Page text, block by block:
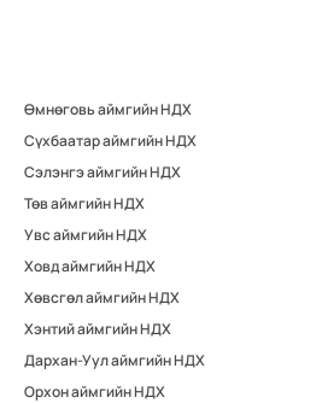
Өмнөговь аймгийн НДХ
Сүхбаатар аймгийн НДХ
Сэлэнгэ аймгийн НДХ
Төв аймгийн НДХ
Увс аймгийн НДХ
Ховд аймгийн НДХ
Хөвсгөл аймгийн НДХ
Хэнтий аймгийн НДХ
Дархан-Уул аймгийн НДХ
Орхон аймгийн НДХ